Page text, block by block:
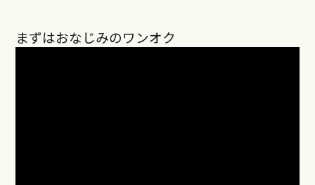
まずはおなじみのワンオク